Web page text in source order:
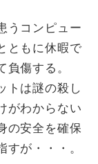
うコンピュー
ともに休暇で
傷する。
トは謎の殺し
がわからない
の安全を確保
が・・・。